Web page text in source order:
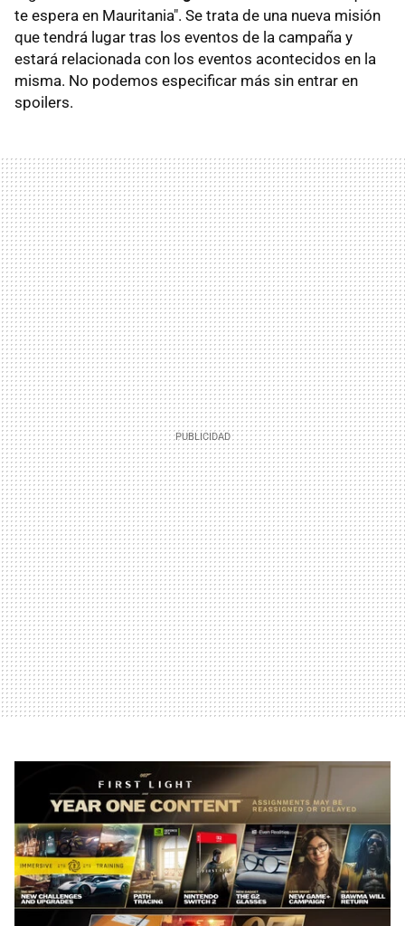
te espera en Mauritania". Se trata de una nueva misión
que tendrá lugar tras los eventos de la campaña y
estará relacionada con los eventos acontecidos en la
misma. No podemos especificar más sin entrar en
spoilers.